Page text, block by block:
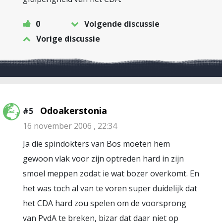
0
Volgende discussie
Vorige discussie
#5 Odoakerstonia
16 november 2006 , 22:34
Ja die spindokters van Bos moeten hem
gewoon vlak voor zijn optreden hard in zijn
smoel meppen zodat ie wat bozer overkomt. En
het was toch al van te voren super duidelijk dat
het CDA hard zou spelen om de voorsprong
van PvdA te breken, bizar dat daar niet op